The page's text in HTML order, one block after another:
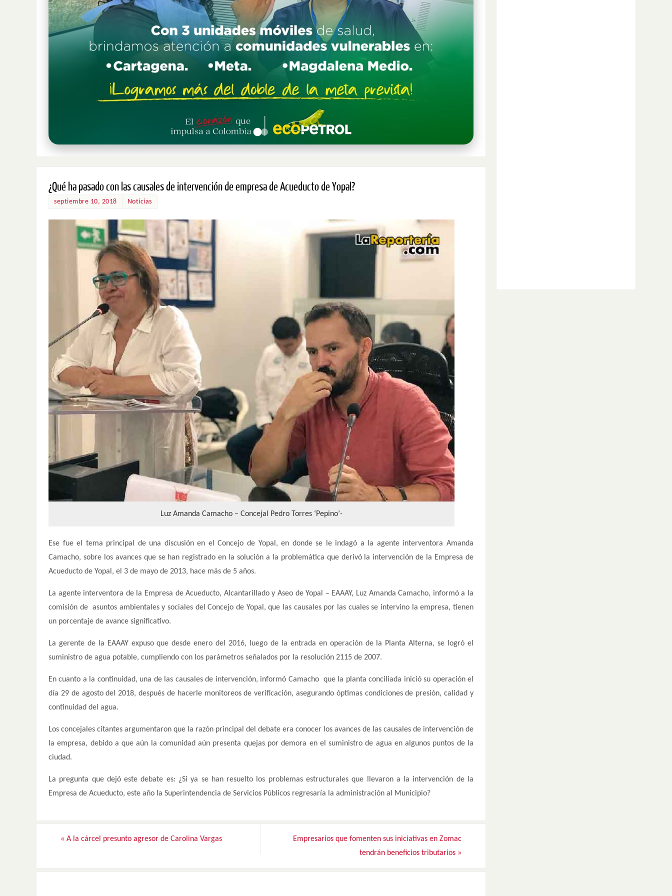
¿Qué ha pasado con las causales de intervención de empresa de Acueducto de Yopal?
septiembre 10, 2018 Noticias
Luz Amanda Camacho – Concejal Pedro Torres ‘Pepino’-
Ese fue el tema principal de una discusión en el Concejo de Yopal, en donde se le indagó a la agente interventora Amanda
Camacho, sobre los avances que se han registrado en la solución a la problemática que derivó la intervención de la Empresa de
Acueducto de Yopal, el 3 de mayo de 2013, hace más de 5 años.
La agente interventora de la Empresa de Acueducto, Alcantarillado y Aseo de Yopal – EAAAY, Luz Amanda Camacho, informó a la
comisión de asuntos ambientales y sociales del Concejo de Yopal, que las causales por las cuales se intervino la empresa, tienen
un porcentaje de avance significativo.
La gerente de la EAAAY expuso que desde enero del 2016, luego de la entrada en operación de la Planta Alterna, se logró el
suministro de agua potable, cumpliendo con los parámetros señalados por la resolución 2115 de 2007.
En cuanto a la continuidad, una de las causales de intervención, informó Camacho que la planta conciliada inició su operación el
día 29 de agosto del 2018, después de hacerle monitoreos de verificación, asegurando óptimas condiciones de presión, calidad y
continuidad del agua.
Los concejales citantes argumentaron que la razón principal del debate era conocer los avances de las causales de intervención de
la empresa, debido a que aún la comunidad aún presenta quejas por demora en el suministro de agua en algunos puntos de la
ciudad.
La pregunta que dejó este debate es: ¿Si ya se han resuelto los problemas estructurales que llevaron a la intervención de la
Empresa de Acueducto, este año la Superintendencia de Servicios Públicos regresaría la administración al Municipio?
« A la cárcel presunto agresor de Carolina Vargas
Empresarios que fomenten sus iniciativas en Zomac
tendrán beneficios tributarios »